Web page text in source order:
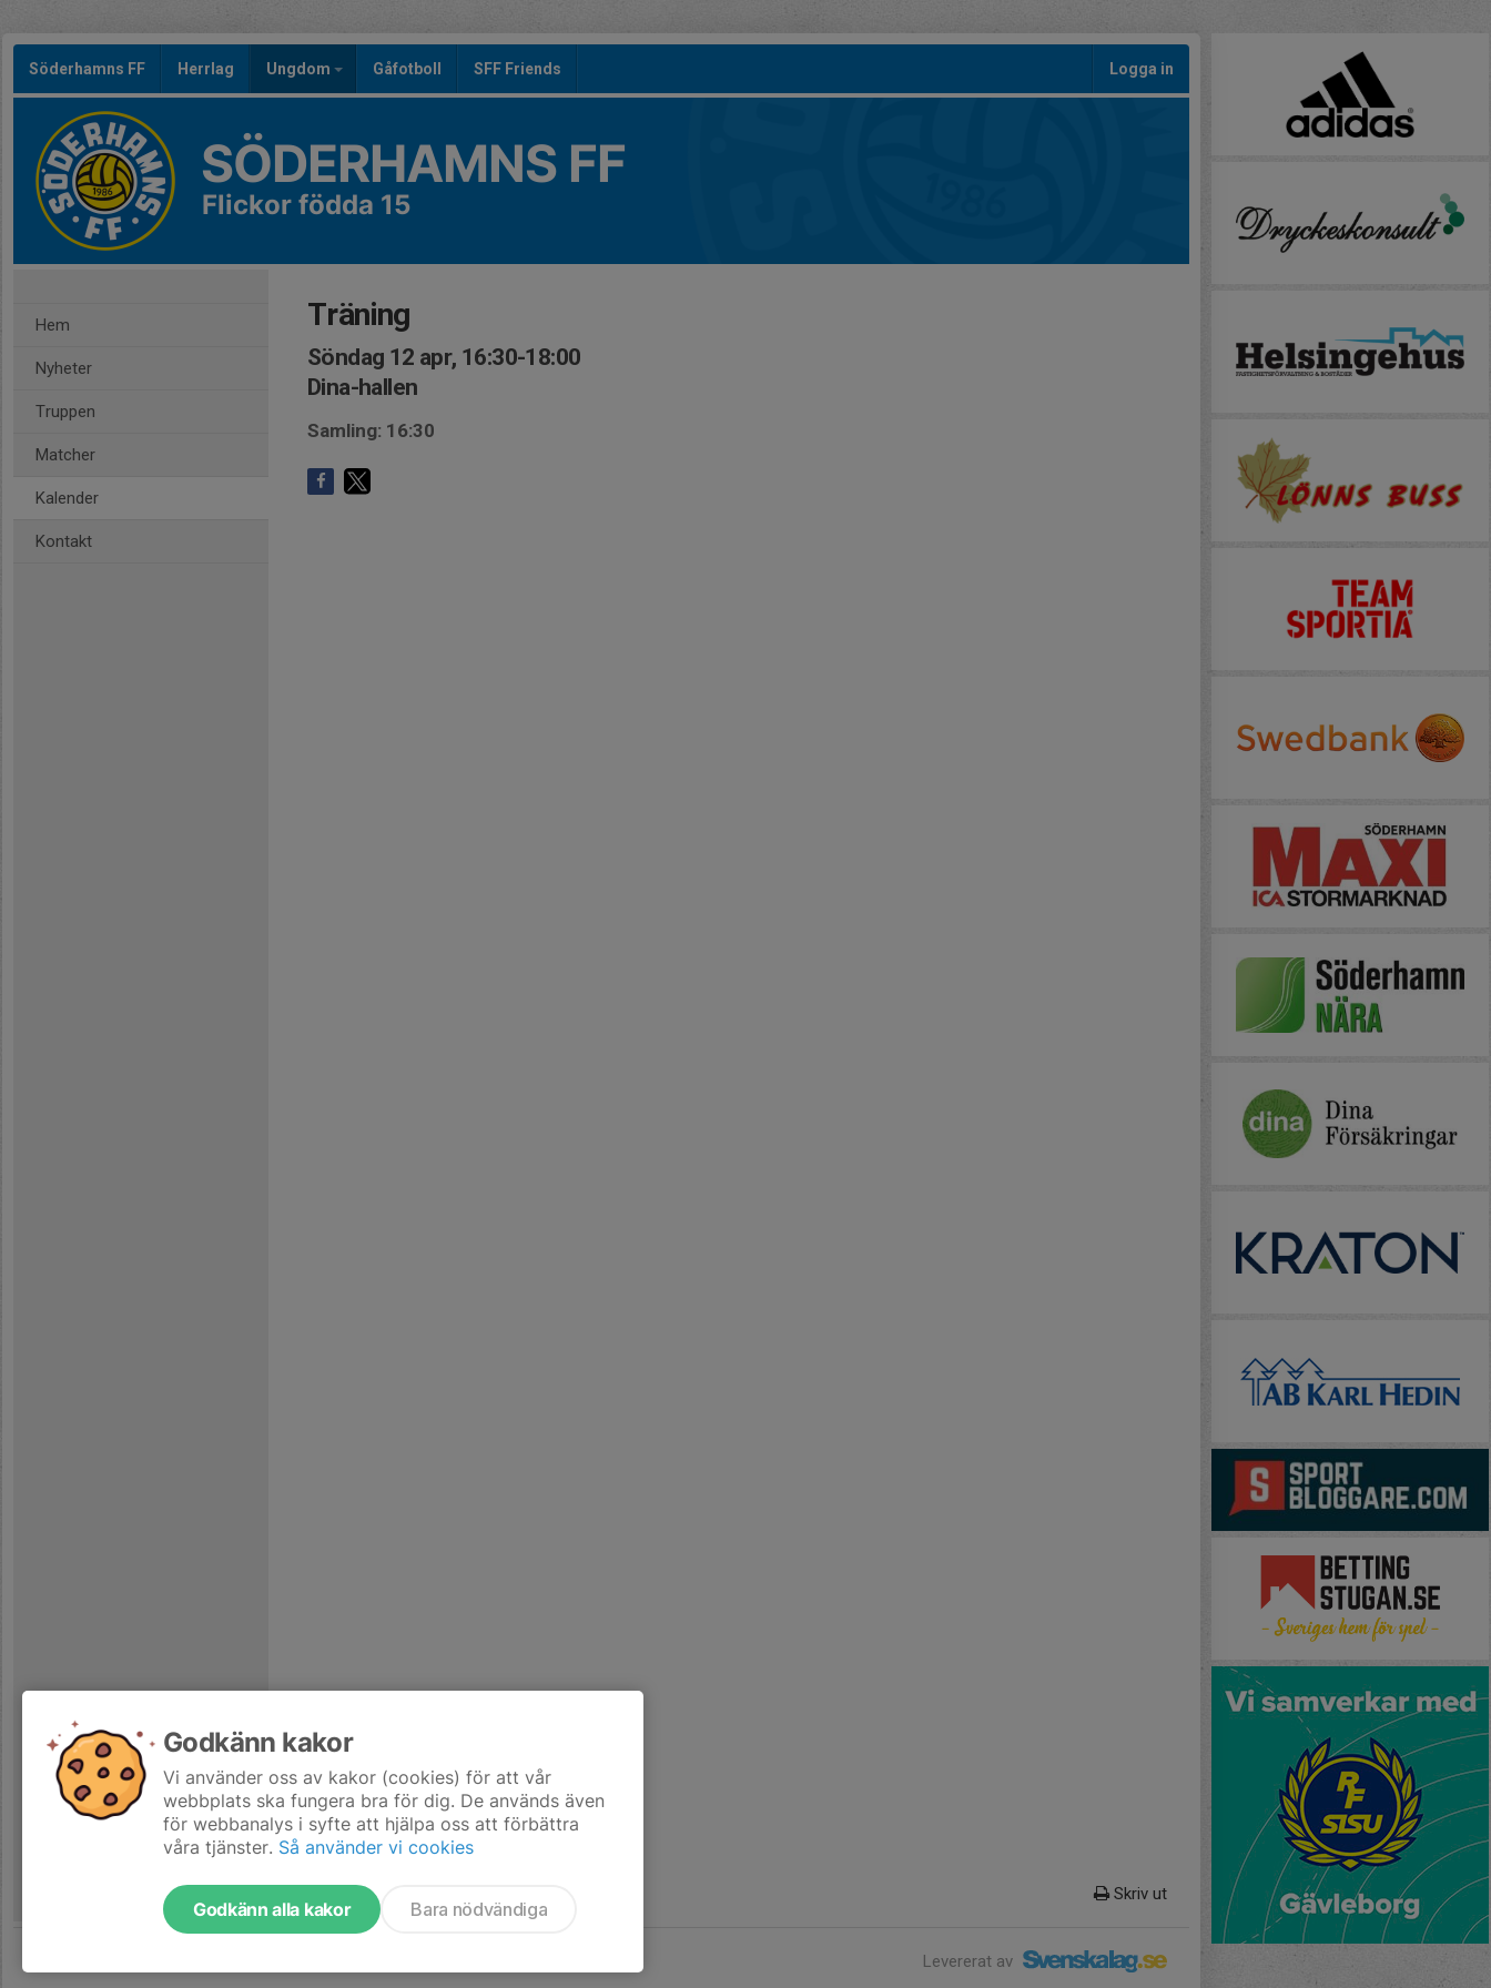
Söderhamns FF Herrlag Ungdom Gåfotboll SFF Friends Logga in
SÖDERHAMNS FF
Flickor födda 15
Hem
Nyheter
Truppen
Matcher
Kalender
Kontakt
Träning
Söndag 12 apr, 16:30-18:00
Dina-hallen
Samling: 16:30
Skriv ut
Levererat av
Godkänn kakor
Vi använder oss av kakor (cookies) för att vår
webbplats ska fungera bra för dig. De används även
för webbanalys i syfte att hjälpa oss att förbättra
våra tjänster. Så använder vi cookies
Godkänn alla kakor Bara nödvändiga